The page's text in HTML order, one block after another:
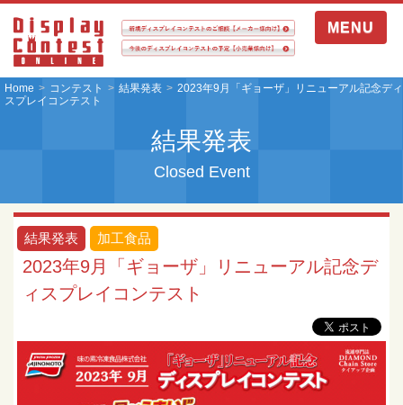
MENU
Home コンテスト 結果発表
2023年9月「ギョーザ」リニューアル記念ディ
スプレイコンテスト
結果発表
Closed Event
結果発表 加工食品
2023年9月「ギョーザ」リニューアル記念デ
ィスプレイコンテスト